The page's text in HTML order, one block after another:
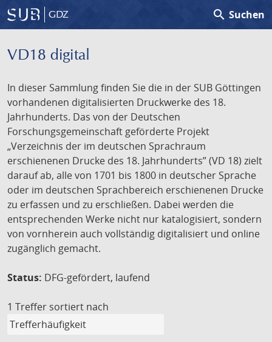
GDZ search Suchen
VD18 digital
In dieser Sammlung finden Sie die in der SUB Göttingen
vorhandenen digitalisierten Druckwerke des 18.
Jahrhunderts. Das von der Deutschen
Forschungsgemeinschaft geförderte Projekt
„Verzeichnis der im deutschen Sprachraum
erschienenen Drucke des 18. Jahrhunderts” (VD 18) zielt
darauf ab, alle von 1701 bis 1800 in deutscher Sprache
oder im deutschen Sprachbereich erschienenen Drucke
zu erfassen und zu erschließen. Dabei werden die
entsprechenden Werke nicht nur katalogisiert, sondern
von vornherein auch vollständig digitalisiert und online
zugänglich gemacht.
Status: DFG-gefördert, laufend
1 Treffer sortiert nach